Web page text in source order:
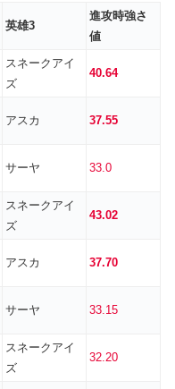
英雄3
進攻時強さ
値
スネークアイ
ズ
40.64
アスカ 37.55
サーヤ 33.0
スネークアイ
ズ
43.02
アスカ 37.70
サーヤ 33.15
スネークアイ
ズ
32.20